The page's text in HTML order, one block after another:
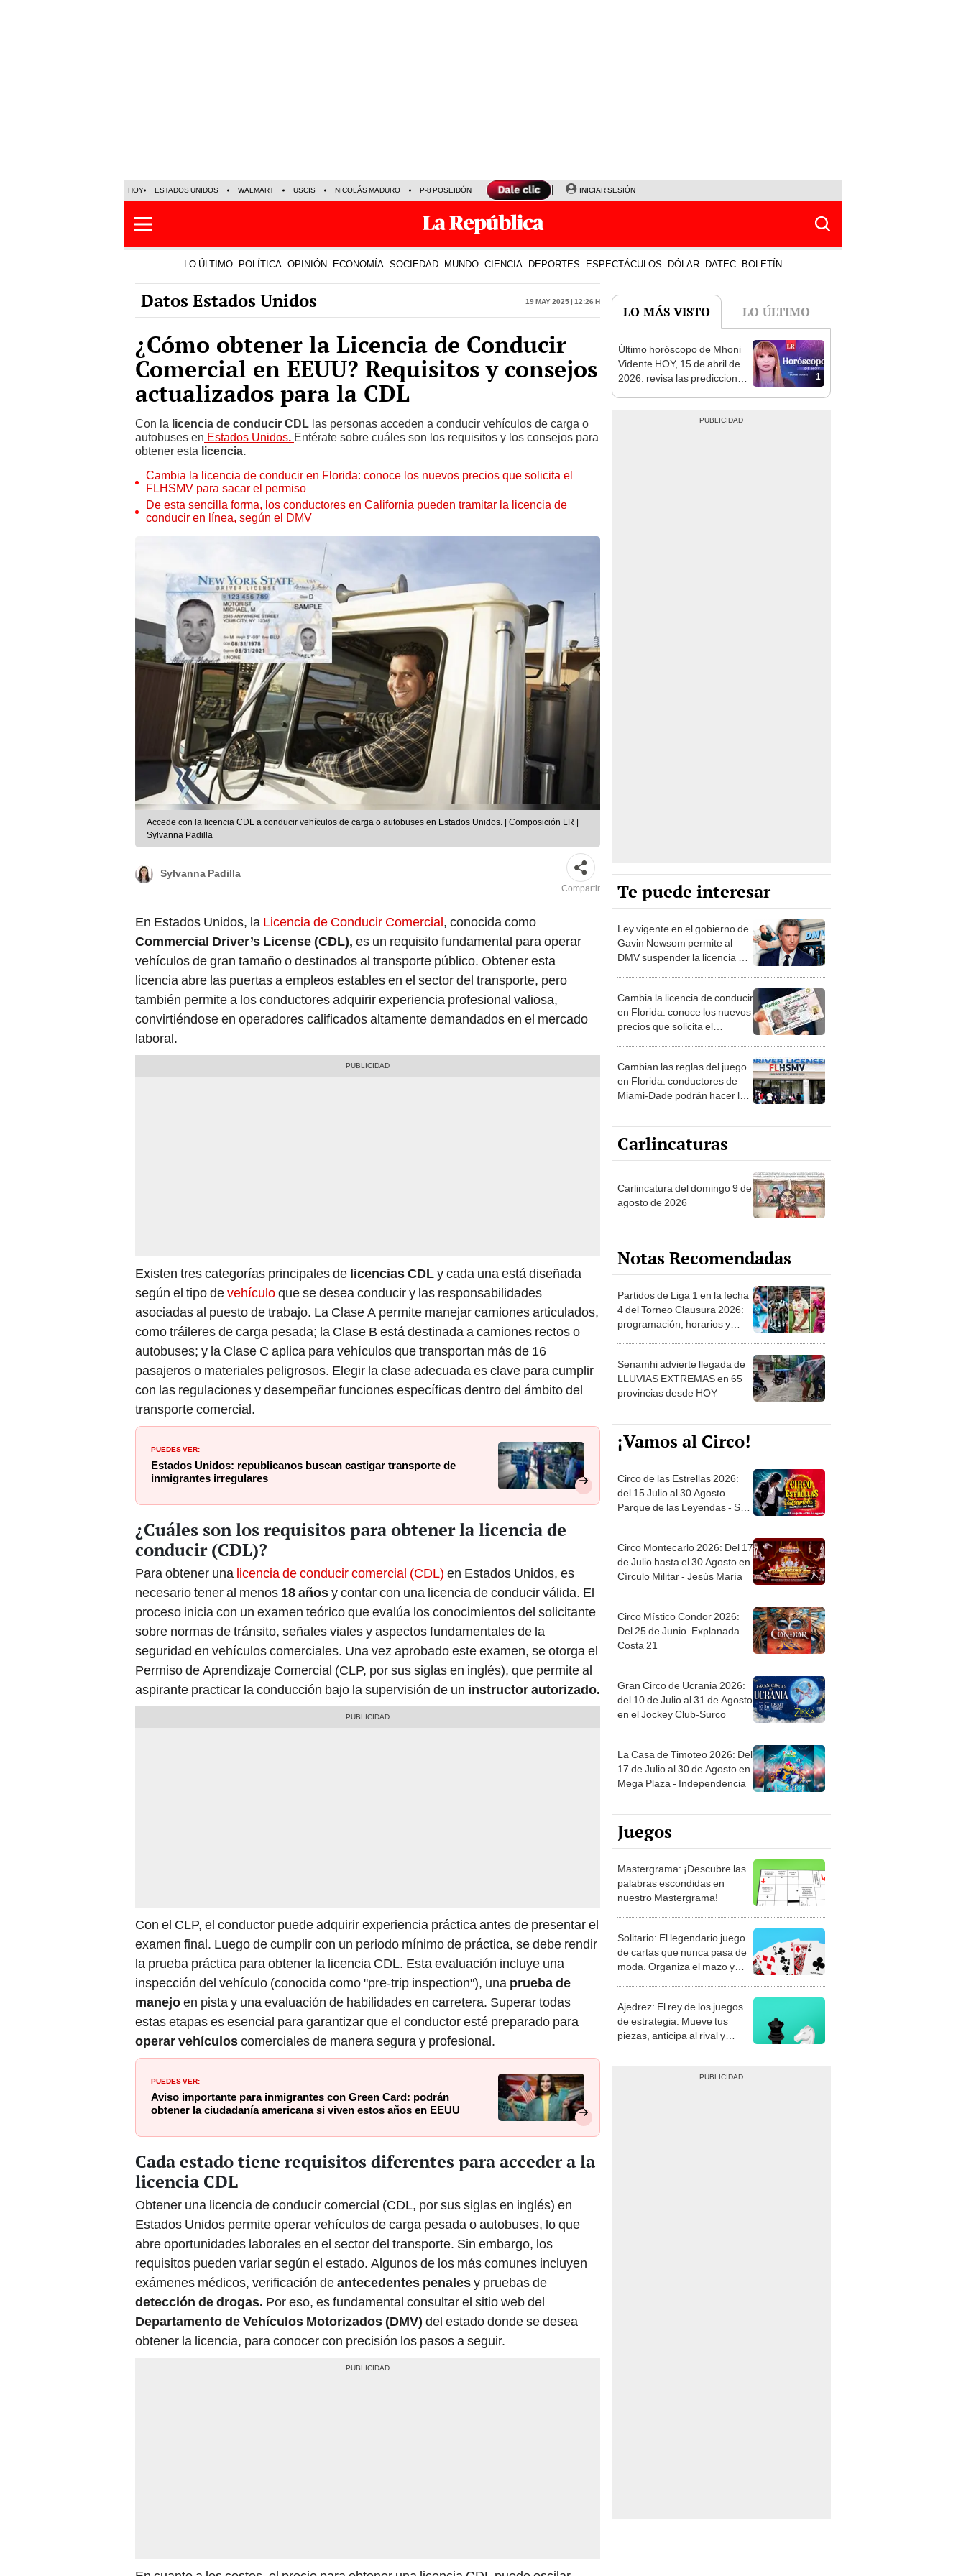
HOY ESTADOS UNIDOS WALMART USCIS NICOLÁS MADURO P-8 POSEIDÓN INICIAR SESIÓN
LO ÚLTIMO POLÍTICA OPINIÓN ECONOMÍA SOCIEDAD MUNDO CIENCIA DEPORTES ESPECTÁCULOS DÓLAR DATEC BOLETÍN
Datos Estados Unidos 19 May 2025 | 12:26 h
¿Cómo obtener la Licencia de Conducir
Comercial en EEUU? Requisitos y consejos
actualizados para la CDL
Con la licencia de conducir CDL las personas acceden a conducir vehículos de carga o
autobuses en Estados Unidos. Entérate sobre cuáles son los requisitos y los consejos para
obtener esta licencia.
Cambia la licencia de conducir en Florida: conoce los nuevos precios que solicita el
FLHSMV para sacar el permiso
De esta sencilla forma, los conductores en California pueden tramitar la licencia de
conducir en línea, según el DMV
Accede con la licencia CDL a conducir vehículos de carga o autobuses en Estados Unidos. | Composición LR |
Sylvanna Padilla
Sylvanna Padilla
Compartir
En Estados Unidos, la Licencia de Conducir Comercial, conocida como
Commercial Driver’s License (CDL), es un requisito fundamental para operar
vehículos de gran tamaño o destinados al transporte público. Obtener esta
licencia abre las puertas a empleos estables en el sector del transporte, pero
también permite a los conductores adquirir experiencia profesional valiosa,
convirtiéndose en operadores calificados altamente demandados en el mercado
laboral.
Existen tres categorías principales de licencias CDLy cada una está diseñada
según el tipo devehículoque se desea conducir y las responsabilidades
asociadas al puesto de trabajo. La Clase A permite manejar camiones articulados,
como tráileres de carga pesada; la Clase B está destinada a camiones rectos o
autobuses; y la Clase C aplica para vehículos que transportan más de 16
pasajeros o materiales peligrosos. Elegir la clase adecuada es clave para cumplir
con las regulaciones y desempeñar funciones específicas dentro del ámbito del
transporte comercial.
PUEDES VER:
Estados Unidos: republicanos buscan castigar transporte de
inmigrantes irregulares
¿Cuáles son los requisitos para obtener la licencia de
conducir (CDL)?
Para obtener una licencia de conducir comercial (CDL) en Estados Unidos, es
necesario tener al menos 18 añosy contar con una licencia de conducir válida. El
proceso inicia con un examen teórico que evalúa los conocimientos del solicitante
sobre normas de tránsito, señales viales y aspectos fundamentales de la
seguridad en vehículos comerciales. Una vez aprobado este examen, se otorga el
Permiso de Aprendizaje Comercial (CLP, por sus siglas en inglés), que permite al
aspirante practicar la conducción bajo la supervisión de un instructor autorizado.
Con el CLP, el conductor puede adquirir experiencia práctica antes de presentar el
examen final. Luego de cumplir con un periodo mínimo de práctica, se debe rendir
la prueba práctica para obtener la licencia CDL. Esta evaluación incluye una
inspección del vehículo (conocida como "pre-trip inspection"), una prueba de
manejoen pista y una evaluación de habilidades en carretera. Superar todas
estas etapas es esencial para garantizar que el conductor esté preparado para
operar vehículoscomerciales de manera segura y profesional.
PUEDES VER:
Aviso importante para inmigrantes con Green Card: podrán
obtener la ciudadanía americana si viven estos años en EEUU
Cada estado tiene requisitos diferentes para acceder a la
licencia CDL
Obtener una licencia de conducir comercial (CDL, por sus siglas en inglés) en
Estados Unidos permite operar vehículos de carga pesada o autobuses, lo que
abre oportunidades laborales en el sector del transporte. Sin embargo, los
requisitos pueden variar según el estado. Algunos de los más comunes incluyen
exámenes médicos, verificación deantecedentes penalesy pruebas de
detección de drogas. Por eso, es fundamental consultar el sitio web del
Departamento de Vehículos Motorizados (DMV) del estado donde se desea
obtener la licencia, para conocer con precisión los pasos a seguir.
LO MÁS VISTO LO ÚLTIMO
1
Último horóscopo de Mhoni
Vidente HOY, 15 de abril de
2026: revisa las predicciones
Te puede interesar
Ley vigente en el gobierno de
Gavin Newsom permite al
DMV suspender la licencia de
en California
Cambia la licencia de conducir
en Florida: conoce los nuevos
precios que solicita el
Cambian las reglas del juego
en Florida: conductores de
Miami-Dade podrán hacer los
conducir de manera diferente
Carlincaturas
Carlincatura del domingo 9 de
agosto de 2026
Notas Recomendadas
Partidos de Liga 1 en la fecha
4 del Torneo Clausura 2026:
programación, horarios y
Senamhi advierte llegada de
LLUVIAS EXTREMAS en 65
provincias desde HOY
¡Vamos al Circo!
Circo de las Estrellas 2026:
del 15 Julio al 30 Agosto.
Parque de las Leyendas - San
Circo Montecarlo 2026: Del 17
de Julio hasta el 30 Agosto en
Círculo Militar - Jesús María
Circo Místico Condor 2026:
Del 25 de Junio. Explanada
Costa 21
Gran Circo de Ucrania 2026:
del 10 de Julio al 31 de Agosto
en el Jockey Club-Surco
La Casa de Timoteo 2026: Del
17 de Julio al 30 de Agosto en
Mega Plaza - Independencia
Juegos
Mastergrama: ¡Descubre las
palabras escondidas en
nuestro Mastergrama!
Solitario: El legendario juego
de cartas que nunca pasa de
moda. Organiza el mazo y
Ajedrez: El rey de los juegos
de estrategia. Mueve tus
piezas, anticipa al rival y